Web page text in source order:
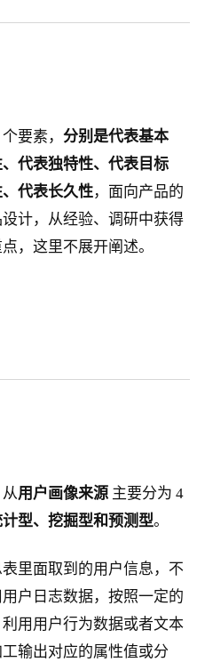
要素， 分别是代表基本
代表独特性、代表目标
代表长久性，面向产品的
计，从经验、调研中获得
，这里不展开阐述。
用户画像来源 主要分为 4
型、挖掘型和预测型。
里面取到的用户信息，不
户日志数据，按照一定的
用用户行为数据或者文本
输出对应的属性值或分